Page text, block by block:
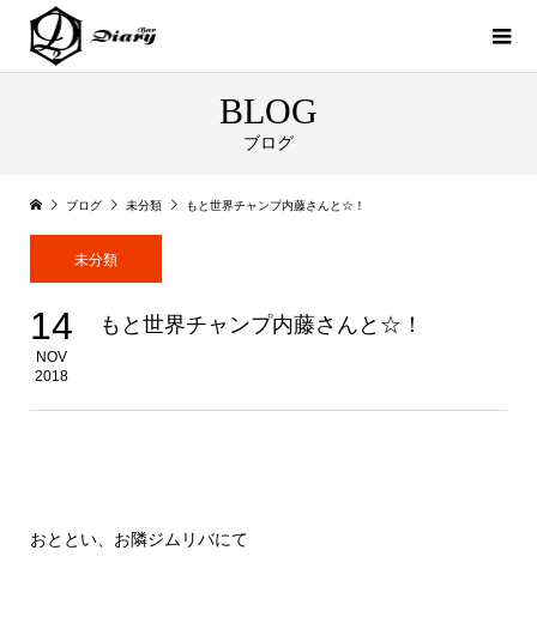
BLOG
ブログ
ブログ 未分類 もと世界チャンプ内藤さんと☆！
未分類
14
NOV
2018
もと世界チャンプ内藤さんと☆！
おととい、お隣ジムリバにて